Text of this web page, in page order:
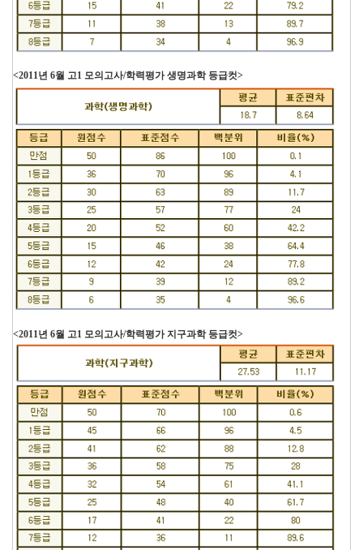
<2011년 6월 고1 모의고사/학력평가 생명과학 등급컷>
<2011년 6월 고1 모의고사/학력평가 지구과학 등급컷>